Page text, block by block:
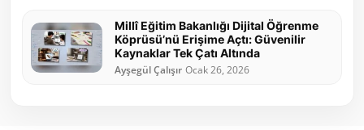
Millî Eğitim Bakanlığı Dijital Öğrenme
Köprüsü’nü Erişime Açtı: Güvenilir
Kaynaklar Tek Çatı Altında
Ayşegül Çalışır Ocak 26, 2026